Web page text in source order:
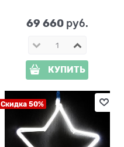
69 660 руб.
КУПИТЬ
Скидка 50%